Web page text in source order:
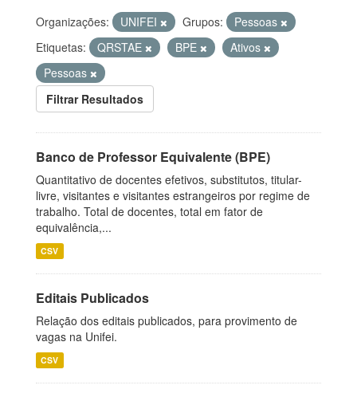
Organizações: UNIFEI Grupos:
Pessoas
Etiquetas:
QRSTAE BPE
Ativos
Pessoas
Filtrar Resultados
Banco de Professor Equivalente (BPE)
Quantitativo de docentes efetivos, substitutos, titular-
livre, visitantes e visitantes estrangeiros por regime de
trabalho. Total de docentes, total em fator de
equivalência,...
CSV
Editais Publicados
Relação dos editais publicados, para provimento de
vagas na Unifei.
CSV